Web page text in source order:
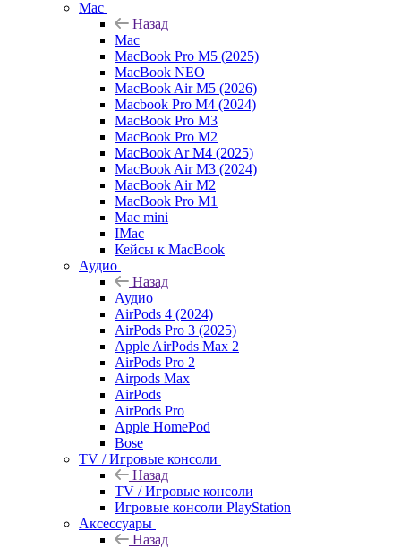
Mac
Назад
Mac
MacBook Pro M5 (2025)
MacBook NEO
MacBook Air M5 (2026)
Macbook Pro M4 (2024)
MacBook Pro M3
MacBook Pro M2
MacBook Ar M4 (2025)
MacBook Air M3 (2024)
MacBook Air M2
MacBook Pro M1
Mac mini
IMac
Кейсы к MacBook
Аудио
Назад
Аудио
AirPods 4 (2024)
AirPods Pro 3 (2025)
Apple AirPods Max 2
AirPods Pro 2
Airpods Max
AirPods
AirPods Pro
Apple HomePod
Bose
TV / Игровые консоли
Назад
TV / Игровые консоли
Игровые консоли PlayStation
Аксессуары
Назад